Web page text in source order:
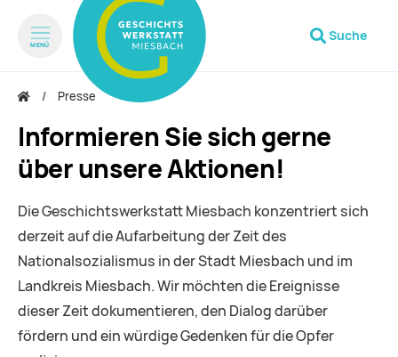
MENÜ
Suche
zum Inhalt springen
Presse zum Footer springen
Informieren Sie sich gerne
über unsere Aktionen!
Die Geschichtswerkstatt Miesbach konzentriert sich
derzeit auf die Aufarbeitung der Zeit des
Nationalsozialismus in der Stadt Miesbach und im
Landkreis Miesbach. Wir möchten die Ereignisse
dieser Zeit dokumentieren, den Dialog darüber
fördern und ein würdige Gedenken für die Opfer